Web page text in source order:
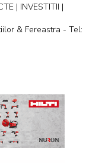
| INVESTITII |
& Fereastra - Tel: